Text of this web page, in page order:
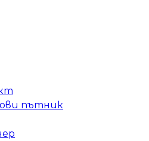
пътник